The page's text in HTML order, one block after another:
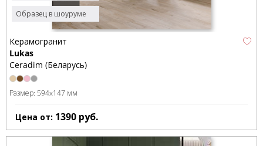
Образец в шоуруме
Керамогранит
Lukas
Ceradim (Беларусь)
Размер: 594x147 мм
Цена от: 1390 руб.